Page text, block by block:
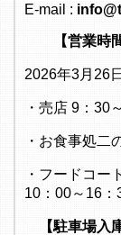
E-mail :
【営業時
2026年3月26
・売店 9：30
・お食事処二
・フードコ
10：00～16：
【駐車場入